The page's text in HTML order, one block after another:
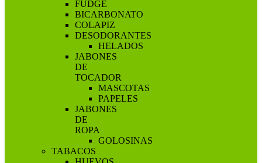
FUDGE
BICARBONATO
COLAPIZ
DESODORANTES
HELADOS
JABONES
DE
TOCADOR
MASCOTAS
PAPELES
JABONES
DE
ROPA
GOLOSINAS
TABACOS